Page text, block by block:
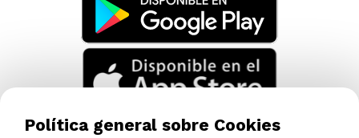
Política general sobre Cookies